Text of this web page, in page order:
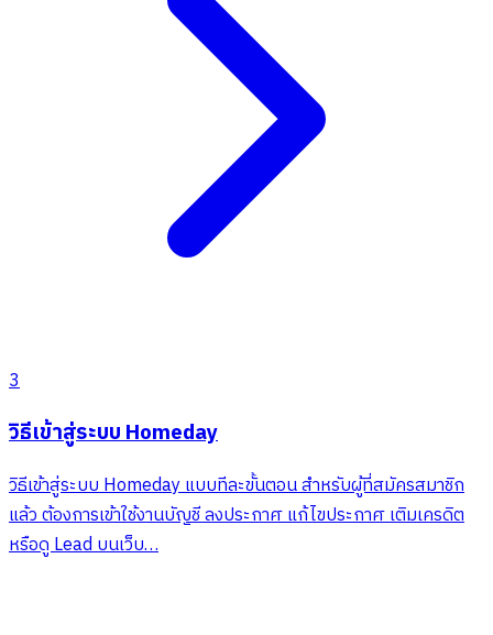
3
วิธีเข้าสู่ระบบ Homeday
วิธีเข้าสู่ระบบ Homeday แบบทีละขั้นตอน สำหรับผู้ที่สมัครสมาชิก
แล้ว ต้องการเข้าใช้งานบัญชี ลงประกาศ แก้ไขประกาศ เติมเครดิต
หรือดู Lead บนเว็บ…